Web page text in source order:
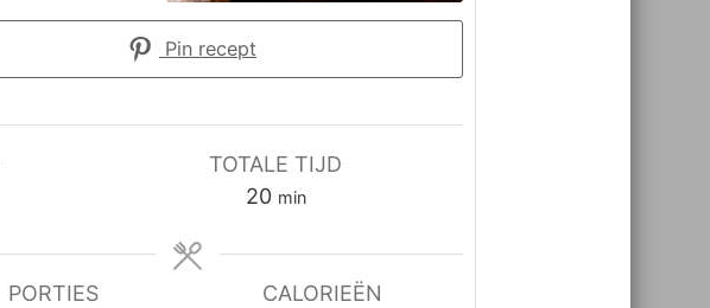
Pin recept
TOTALE TIJD
20minuten
min
PORTIES
CALORIEËN